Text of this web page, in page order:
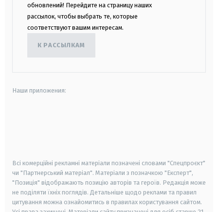
обновлений! Перейдите на страницу наших
рассылок, чтобы выбрать те, которые
соответствуют вашим интересам.
К РАССЫЛКАМ
Наши приложения:
Всі комерційні рекламні матеріали позначені словами "Спецпроєкт"
чи "Партнерський матеріал". Матеріали з позначкою "Експерт",
"Позиція" відображають позицію авторів та героїв. Редакція може
не поділяти їхніх поглядів. Детальніше щодо реклами та правил
цитування можна ознайомитись в правилах користування сайтом.